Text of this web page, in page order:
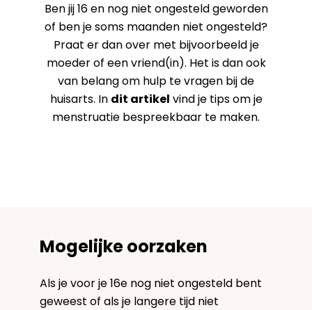
Ben jij 16 en nog niet ongesteld geworden
of ben je soms maanden niet ongesteld?
Praat er dan over met bijvoorbeeld je
moeder of een vriend(in). Het is dan ook
van belang om hulp te vragen bij de
huisarts. In dit artikel vind je tips om je
menstruatie bespreekbaar te maken.
Mogelijke oorzaken
Als je voor je 16e nog niet ongesteld bent
geweest of als je langere tijd niet